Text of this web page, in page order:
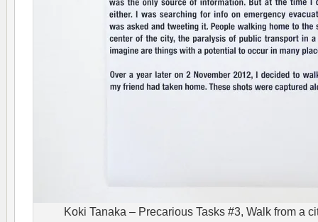
Koki Tanaka – Precarious Tasks #3, Walk from a